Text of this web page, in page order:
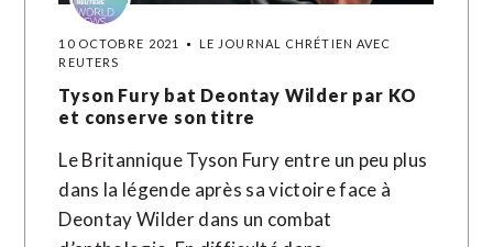
10 OCTOBRE 2021
LE JOURNAL CHRÉTIEN AVEC
REUTERS
Tyson Fury bat Deontay Wilder par KO
et conserve son titre
Le Britannique Tyson Fury entre un peu plus
dans la légende après sa victoire face à
Deontay Wilder dans un combat